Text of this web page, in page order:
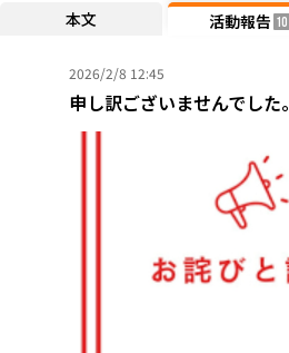
本文 活動報告 10
2026/2/8 12:45
申し訳ございませんでした。